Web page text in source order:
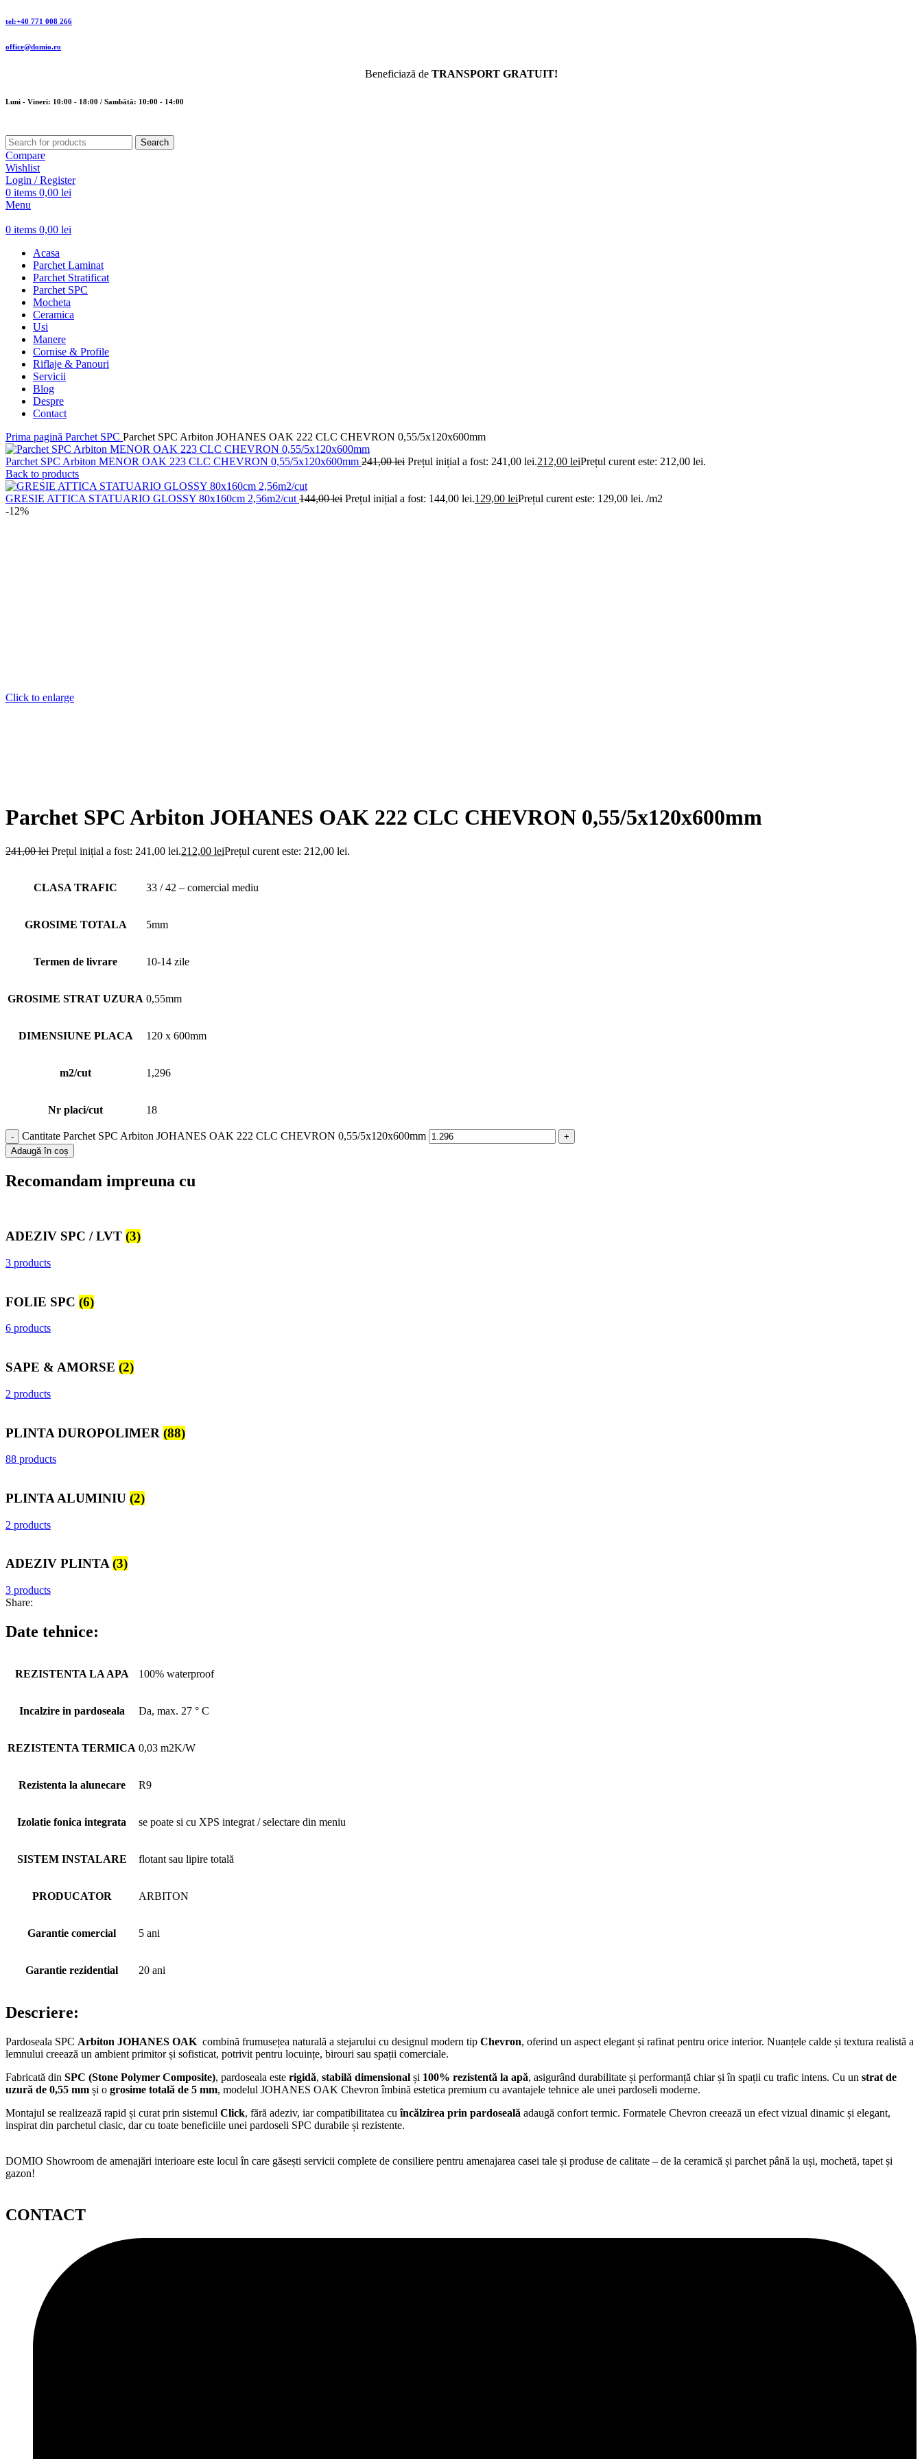
tel:+40 771 008 266
office@domio.ro
Beneficiază de TRANSPORT GRATUIT!
Luni - Vineri: 10:00 - 18:00 / Sambătă: 10:00 - 14:00
Search
Compare
Wishlist
Login / Register
0 items 0,00 lei
Menu
0 items 0,00 lei
Acasa
Parchet Laminat
Parchet Stratificat
Parchet SPC
Mocheta
Ceramica
Usi
Manere
Cornise & Profile
Riflaje & Panouri
Servicii
Blog
Despre
Contact
Prima pagină Parchet SPC Parchet SPC Arbiton JOHANES OAK 222 CLC CHEVRON 0,55/5x120x600mm
Parchet SPC Arbiton MENOR OAK 223 CLC CHEVRON 0,55/5x120x600mm 241,00lei Prețul inițial a fost: 241,00 lei.212,00 leiPrețul curent este: 212,00 lei.
Back to products
GRESIE ATTICA STATUARIO GLOSSY 80x160cm 2,56m2/cut 144,00lei Prețul inițial a fost: 144,00 lei.129,00 leiPrețul curent este: 129,00 lei. /m2
-12%
Click to enlarge
Parchet SPC Arbiton JOHANES OAK 222 CLC CHEVRON 0,55/5x120x600mm
241,00lei Prețul inițial a fost: 241,00 lei.212,00 leiPrețul curent este: 212,00 lei.
CLASA TRAFIC 33 / 42 – comercial mediu
GROSIME TOTALA 5mm
Termen de livrare 10-14 zile
GROSIME STRAT UZURA 0,55mm
DIMENSIUNE PLACA 120 x 600mm
m2/cut 1,296
Nr placi/cut 18
Cantitate Parchet SPC Arbiton JOHANES OAK 222 CLC CHEVRON 0,55/5x120x600mm
Adaugă în coș
Recomandam impreuna cu
ADEZIV SPC / LVT (3)
3 products
FOLIE SPC (6)
6 products
SAPE & AMORSE (2)
2 products
PLINTA DUROPOLIMER (88)
88 products
PLINTA ALUMINIU (2)
2 products
ADEZIV PLINTA(3)
3 products
Share:
Date tehnice:
REZISTENTA LA APA 100% waterproof
Incalzire in pardoseala Da, max. 27 ° C
REZISTENTA TERMICA 0,03 m2K/W
Rezistenta la alunecare R9
Izolatie fonica integrata se poate si cu XPS integrat / selectare din meniu
SISTEM INSTALARE flotant sau lipire totală
PRODUCATOR ARBITON
Garantie comercial 5 ani
Garantie rezidential 20 ani
Descriere:
Pardoseala SPC Arbiton JOHANES OAK combină frumusețea naturală a stejarului cu designul modern tip Chevron, oferind un aspect elegant și rafinat pentru orice interior. Nuanțele calde și textura realistă a
lemnului creează un ambient primitor și sofisticat, potrivit pentru locuințe, birouri sau spații comerciale.
Fabricată din SPC (Stone Polymer Composite), pardoseala este rigidă, stabilă dimensional și 100% rezistentă la apă, asigurând durabilitate și performanță chiar și în spații cu trafic intens. Cu un strat de
uzură de 0,55 mm și o grosime totală de 5 mm, modelul JOHANES OAK Chevron îmbină estetica premium cu avantajele tehnice ale unei pardoseli moderne.
Montajul se realizează rapid și curat prin sistemul Click, fără adeziv, iar compatibilitatea cuîncălzirea prin pardoseală adaugă confort termic. Formatele Chevron creează un efect vizual dinamic și elegant,
inspirat din parchetul clasic, dar cu toate beneficiile unei pardoseli SPC durabile și rezistente.
DOMIO Showroom de amenajări interioare este locul în care găsești servicii complete de consiliere pentru amenajarea casei tale și produse de calitate – de la ceramică și parchet până la uși, mochetă, tapet și
gazon!
CONTACT